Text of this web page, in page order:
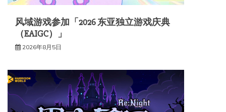
风域游戏参加「2026 东亚独立游戏庆典
（EAIGC）」
2026年8月5日